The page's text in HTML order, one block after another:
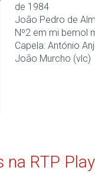
de 1984
João Pedro de
Nº2 em mi bemol
Capela: António
João Murcho (vlc)
na RTP Play